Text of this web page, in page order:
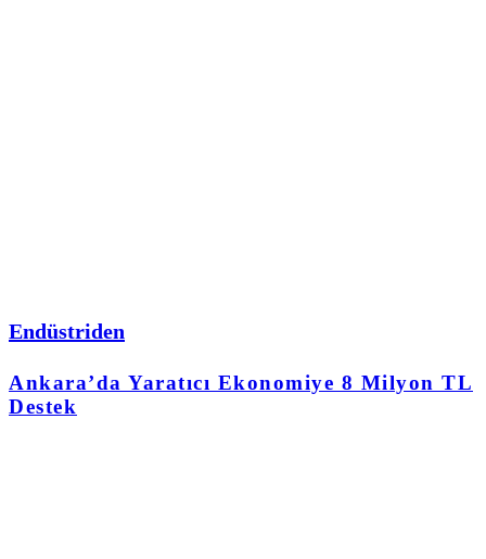
Endüstriden
Ankara’da Yaratıcı Ekonomiye 8 Milyon TL
Destek